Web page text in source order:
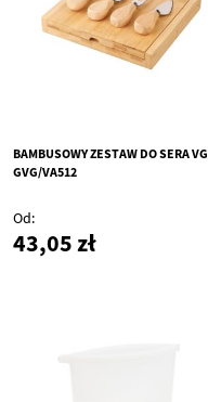
BAMBUSOWY ZESTAW DO SERA VG
GVG/VA512
Od
43,05 zł